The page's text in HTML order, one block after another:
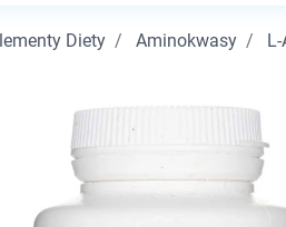
Diety Aminokwasy